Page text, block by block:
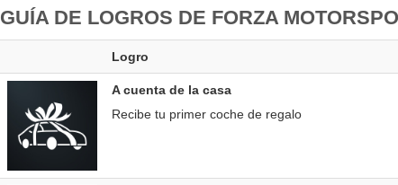
GUÍA DE LOGROS DE FORZA
Logro
A cuenta de la casa
Recibe tu primer coche de regalo